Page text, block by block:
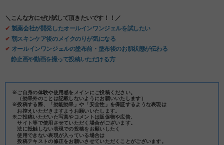
＼こんな方にぜひ試して頂きたいです！！／
✔ 製薬会社が開発したオールインワンジェルを試したい
✔ 朝スキンケア後のメイクのりが気になる
✔ オールインワンジェルの塗布前・塗布後のお肌状態が伝わる
静止画や動画を撮って投稿いただける方
※ご自身の体験や使用感をメインにご投稿ください。
（効果外のことは記載しないようにお願いいたします）
※投稿する際、「効能効果」や「安全性」を保証するような表現は
お控えいただきますようお願いいたします。
※ご投稿いただいた写真やコメントは販促物や広告、
サイト等で使用させていただく場合がございます。
法に抵触しない表現での投稿をお願いしたく
使用できない表現が入っている場合は
投稿テキストの修正をお願いさせていただくことがございます。